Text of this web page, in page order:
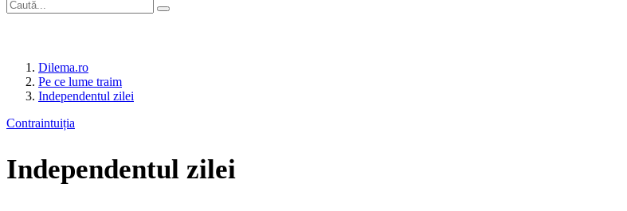
Dilema.ro
Pe ce lume traim
Independentul zilei
Contraintuiția
Independentul zilei